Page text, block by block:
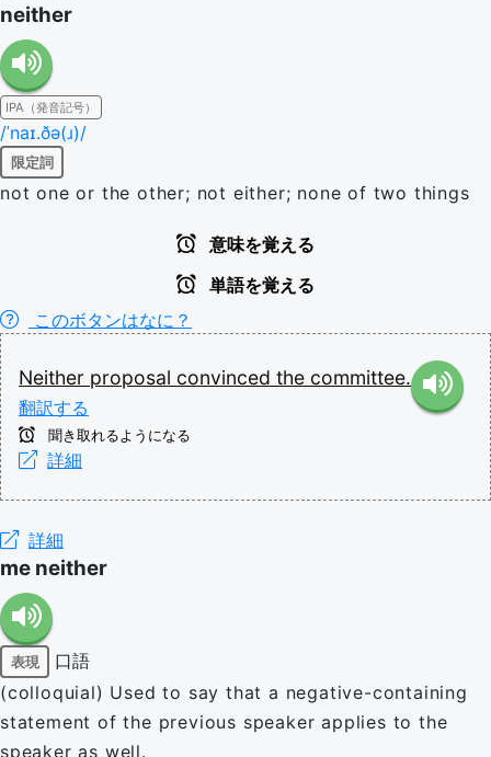
neither
IPA（発音記号）
/ˈnaɪ.ðə(ɹ)/
限定詞
not one or the other; not either; none of two things
意味を覚える
単語を覚える
このボタンはなに？
Neither proposal convinced the committee.
翻訳する
聞き取れるようになる
詳細
詳細
me neither
表現
口語
(colloquial) Used to say that a negative-containing
statement of the previous speaker applies to the
speaker as well.